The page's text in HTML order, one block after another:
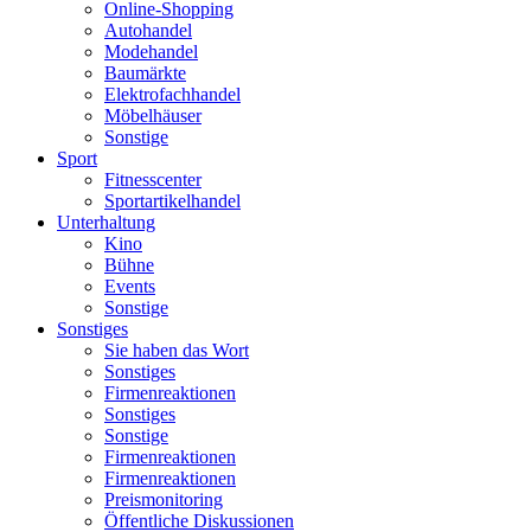
Online-Shopping
Autohandel
Modehandel
Baumärkte
Elektrofachhandel
Möbelhäuser
Sonstige
Sport
Fitnesscenter
Sportartikelhandel
Unterhaltung
Kino
Bühne
Events
Sonstige
Sonstiges
Sie haben das Wort
Sonstiges
Firmenreaktionen
Sonstiges
Sonstige
Firmenreaktionen
Firmenreaktionen
Preismonitoring
Öffentliche Diskussionen